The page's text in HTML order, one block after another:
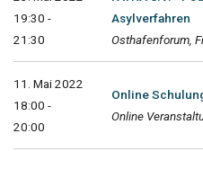
19:30 -
21:30
Asylverfahren
Osthafenforum,
11. Mai 2022
18:00 -
20:00
Online
Online